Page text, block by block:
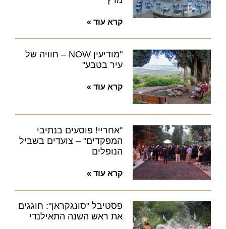
קרא עוד »
"מודיעין NOW – חוויה של
עיר בטבע"
קרא עוד »
"אחריי! פוסעים בנתיבי
המפקדים" – צועדים בשביל
הנופלים
קרא עוד »
פסטיבל "סונגקראן": חוגגים
את ראש השנה התאילנדי